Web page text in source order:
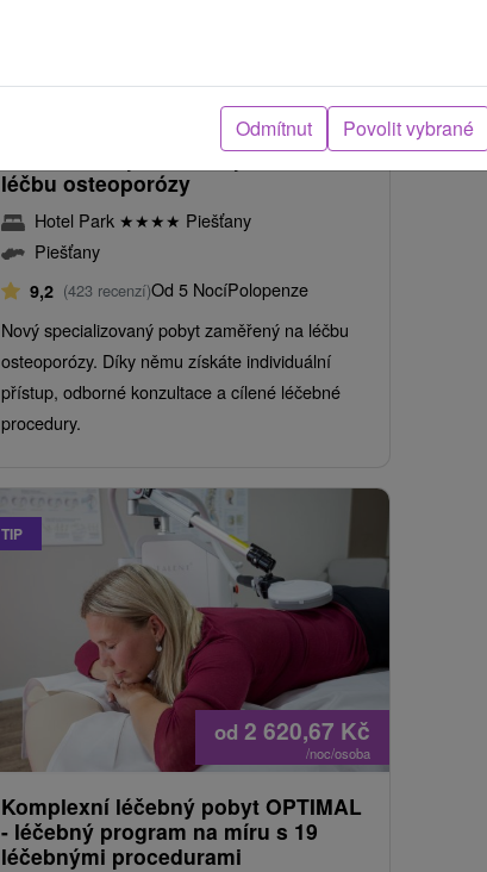
od1 757,85Kč
/noc/osoba
OsteoVital - pomoc na prevenci a
léčbu osteoporózy
Hotel Park ★★★★ Piešťany
Piešťany
9,2 (423 recenzí)Od 5 NocíPolopenze
Nový specializovaný pobyt zaměřený na léčbu
osteoporózy. Díky němu získáte individuální
přístup, odborné konzultace a cílené léčebné
procedury.
TIP
od 2 620,67 Kč
/noc/osoba
Komplexní léčebný pobyt OPTIMAL
- léčebný program na míru s 19
léčebnými procedurami
Odmítnut Povolit vybrané